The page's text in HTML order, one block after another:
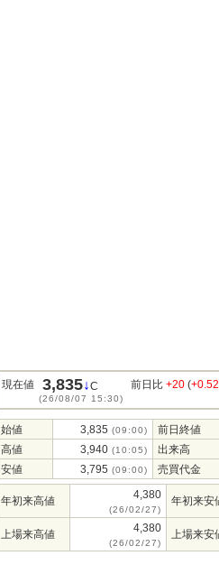
現在値 3,835↓C
(26/08/07 15:30)
前日比 +20 (
始値 3,835 (09:00)
前日終値
高値
3,940 (10:05)
出来高
安値
3,795 (09:00) 売買代金
年初来高値 4,380
(26/02/27)
年初来安
上場来高値 4,380
(26/02/27)
上場来安